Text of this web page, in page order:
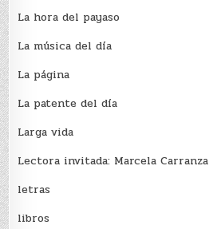
La hora del payaso
La música del día
La página
La patente del día
Larga vida
Lectora invitada: Marcela Carranza
letras
libros